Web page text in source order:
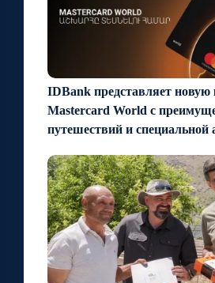
IDBank представляет новую
Mastercard World с
путешествий и специальной